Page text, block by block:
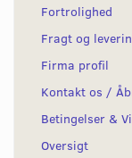
Fortrolighed
Fragt og
Firma profil
Kontakt os /
Betingelser &
Oversigt